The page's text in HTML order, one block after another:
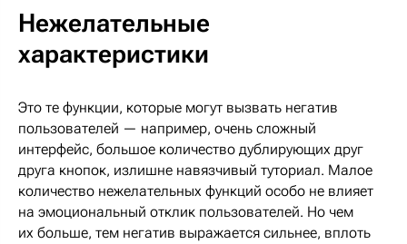
Нежелательные
характеристики
Это те функции, которые могут вызвать негатив
пользователей — например, очень сложный
интерфейс, большое количество дублирующих друг
друга кнопок, излишне навязчивый туториал. Малое
количество нежелательных функций особо не влияет
на эмоциональный отклик пользователей. Но чем
их больше, тем негатив выражается сильнее, вплоть